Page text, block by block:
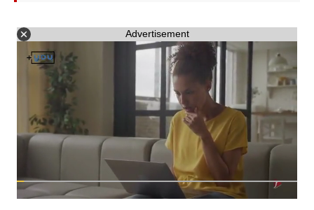
Advertisement